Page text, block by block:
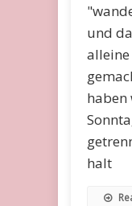
und
haben
halt